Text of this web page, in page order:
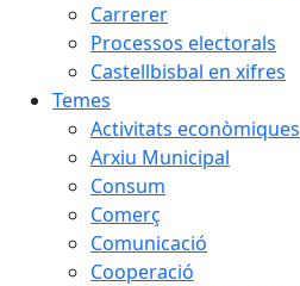
Carrerer
Processos electorals
Castellbisbal en xifres
Temes
Activitats econòmiques
Arxiu Municipal
Consum
Comerç
Comunicació
Cooperació